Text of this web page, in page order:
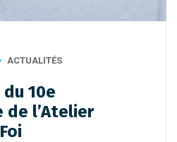
ACTUALITÉS
10e
de l’Atelier